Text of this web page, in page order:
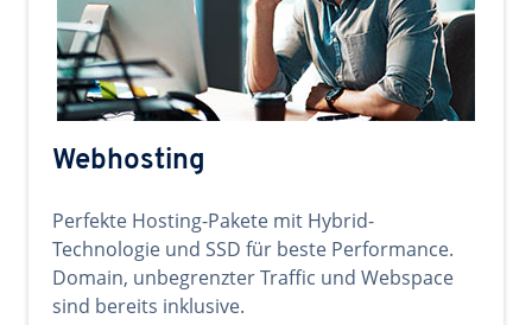
Webhosting
Perfekte Hosting-Pakete mit Hybrid-
Technologie und SSD für beste Performance.
Domain, unbegrenzter Traffic und Webspace
sind bereits inklusive.